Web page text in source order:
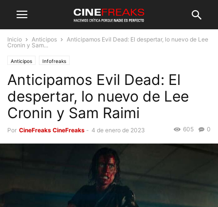
Inicio Anticipos
Anticipamos Evil Dead: El despertar, lo nuevo de Lee
Cronin y Sam...
Anticipos Infofreaks
Anticipamos Evil Dead: El
despertar, lo nuevo de Lee
Cronin y Sam Raimi
Por CineFreaks CineFreaks - 4 de enero de 2023 0
605